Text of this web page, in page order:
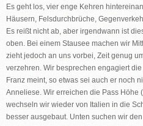
Es geht los, vier enge Kehren
Häusern, Felsdurchbrüche,
Es reißt nicht ab, aber irgendwann ist
oben. Bei einem Stausee machen wir
zieht jedoch an uns vorbei, Zeit genug
verzehren. Wir besprechen engagiert
Franz meint, so etwas sei auch er noch
Anneliese. Wir erreichen die Pass Höhe
wechseln wir wieder von Italien in die
besser ausgebaut. Unten suchen wir den